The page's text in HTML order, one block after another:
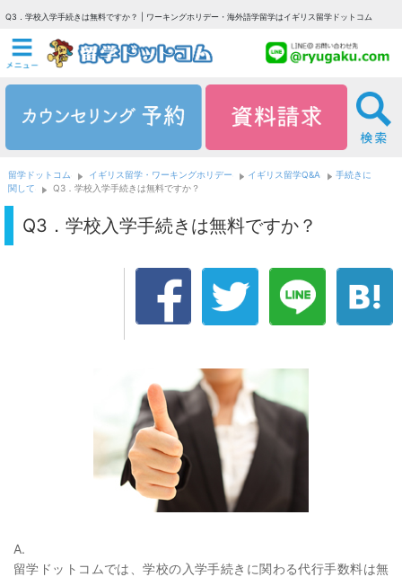
Q3．学校入学手続きは無料ですか？ | ワーキングホリデー・海外語学留学はイギリス留学ドットコム
留学ドットコム イギリス留学・ワーキングホリデー イギリス留学Q&A
手続きに
関して
Q3．学校入学手続きは無料ですか？
Q3．学校入学手続きは無料ですか？
A.
留学ドットコムでは、学校の入学手続きに関わる代行手数料は無